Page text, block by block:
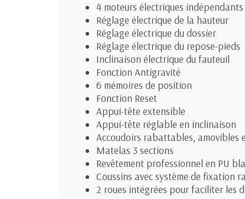
4 moteurs électriques indépendants
Réglage électrique de la hauteur
Réglage électrique du dossier
Réglage électrique du repose-pieds
Inclinaison électrique du fauteuil
Fonction Antigravité
6 mémoires de position
Fonction Reset
Appui-tête extensible
Appui-tête réglable en inclinaison
Accoudoirs rabattables, amovibles
Matelas 3 sections
Revêtement professionnel en PU
Coussins avec système de fixation
2 roues intégrées pour faciliter les